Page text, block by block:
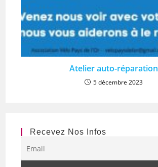
Atelier auto-réparation
5 décembre 2023
Recevez Nos Infos